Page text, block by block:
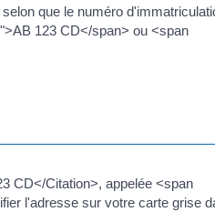
que le numéro
123 CD</span> ou <span
CD</Citation>, appelée <span
l'adresse sur votre carte grise